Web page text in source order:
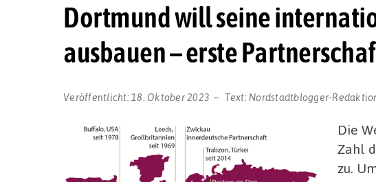
Dortmund will seine
ausbauen – erste
Veröffentlicht: 18. Oktober 2023 Text: Nordstadtblogger-
Die
Zahl
zu.